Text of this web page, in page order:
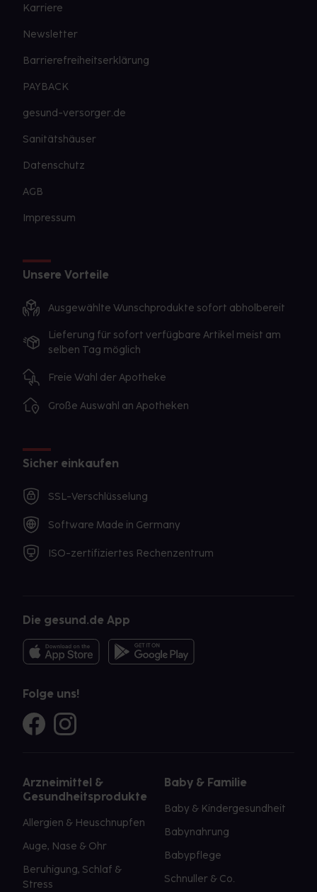
Bemerken Sie eine Befindlichkeitsstörung oder
Veränderung während der Behandlung, wenden Sie
Für die Information an dieser Stelle werden vor
mindestens einem von 1.000 behandelten Patienten
auftreten.
Karriere
Newsletter
Barrierefreiheitserklärung
PAYBACK
gesund-versorger.de
Sanitätshäuser
Datenschutz
AGB
Impressum
Unsere Vorteile
Ausgewählte Wunschprodukte sofort abholbereit
Lieferung für sofort verfügbare Artikel meist am
selben Tag möglich
Freie Wahl der Apotheke
Große Auswahl an Apotheken
Sicher einkaufen
SSL-Verschlüsselung
Software Made in Germany
ISO-zertifiziertes Rechenzentrum
Die gesund.de App
Folge uns!
Arzneimittel &
Gesundheitsprodukte
Allergien & Heuschnupfen
Auge, Nase & Ohr
Beruhigung, Schlaf &
Stress
Baby & Familie
Baby & Kindergesundheit
Babynahrung
Babypflege
Schnuller & Co.